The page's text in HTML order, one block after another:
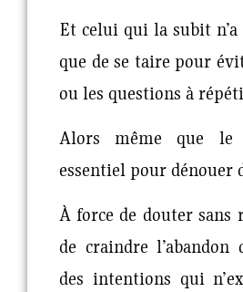
Et celui qui la subit n’a
que de se taire pour
ou les questions à
Alors même que le
essentiel pour dénouer
À force de douter sans
de craindre l’abandon
des intentions qui